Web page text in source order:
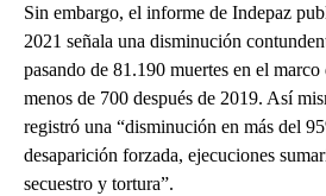
Sin embargo, el informe de Indepaz
2021 señala una disminución
pasando de 81.190 muertes en el
menos de 700 después de 2019. Así
registró una “disminución en más del
desaparición forzada, ejecuciones
secuestro y tortura”.